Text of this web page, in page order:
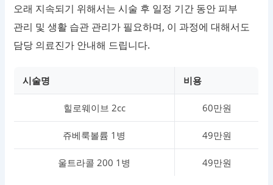
오래 지속되기 위해서는 시술 후 일정 기간 동안 피부
관리 및 생활 습관 관리가 필요하며, 이 과정에 대해서도
담당 의료진가 안내해 드립니다.
시술명 비용
힐로웨이브 2cc 60만원
쥬베룩볼륨 1병 49만원
울트라콜 200 1병 49만원